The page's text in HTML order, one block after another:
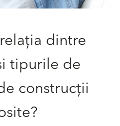
dintre
tipurile de
construcții